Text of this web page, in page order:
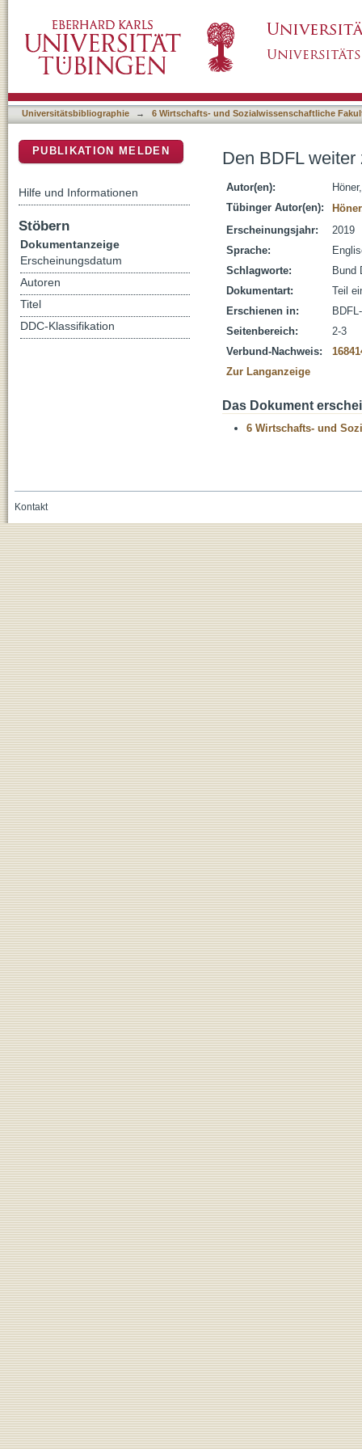
Universitätsbibliographie → 6 Wirtschafts- und Sozialwissenschaftliche
Den BDFL
Autor(en):
Tübinger Autor(en):
Erscheinungsjahr:
2019
Sprache:
Schlagworte:
Bund
Dokumentart:
Teil
Erschienen in:
Seitenbereich:
2-3
Verbund-Nachweis:
Zur Langanzeige
Das Dokument
6 Wirtschafts- und
PUBLIKATION MELDEN
Hilfe und Informationen
Stöbern
Dokumentanzeige
Erscheinungsdatum
Autoren
Titel
DDC-Klassifikation
Kontakt